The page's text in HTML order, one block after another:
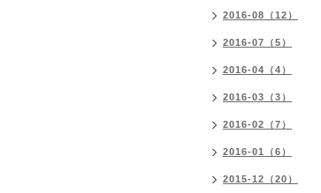
2016-08（12）
2016-07（5）
2016-04（4）
2016-03（3）
2016-02（7）
2016-01（6）
2015-12（20）